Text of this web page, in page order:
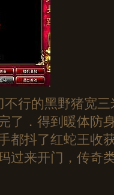
不行的黑野猪宽
了．得到暖体防
都抖了红蛇王收
过来开门，传奇